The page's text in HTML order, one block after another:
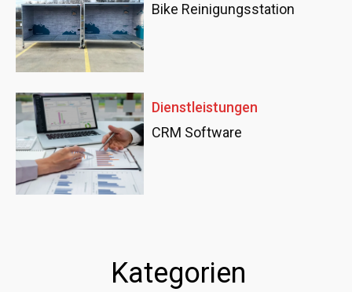
Bike Reinigungsstation
Dienstleistungen
CRM Software
Kategorien